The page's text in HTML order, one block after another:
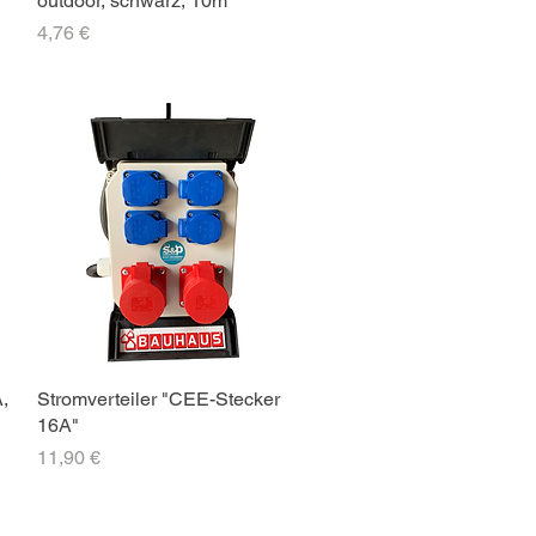
Preis
4,76 €
Stromverteiler "CEE-Stecker
16A"
Preis
11,90 €